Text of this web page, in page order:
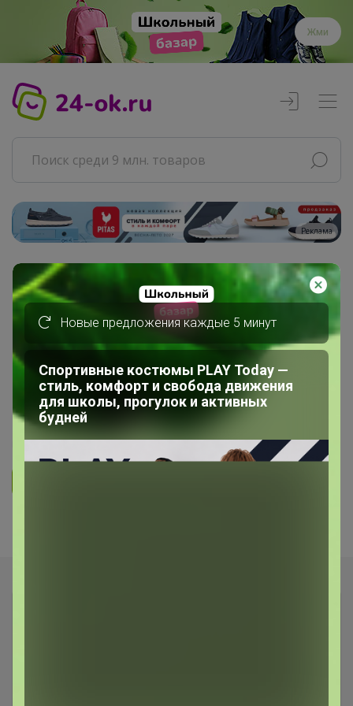
Жми
Реклама
Главная
Совместные покупки
АРХИВ СП
СП102 ТД Елена
5.0 7.9K 24.6K 1.2K 16
Новые предложения каждые 5 минут
Спортивные костюмы PLAY Today —
стиль, комфорт и свобода движения
для школы, прогулок и активных
будней